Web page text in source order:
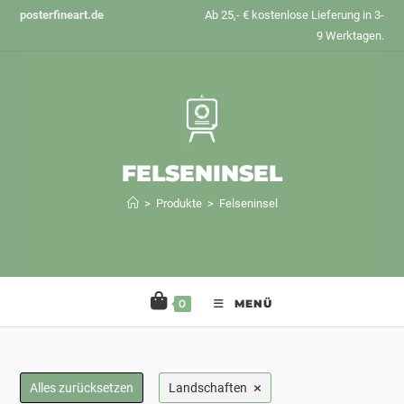
Zumposterfineart.de
Ab 25,- € kostenlose Lieferung in 3-
9 Werktagen.
FELSENINSEL
> Produkte > Felseninsel
0 MENÜ
Alles zurücksetzen Landschaften ×